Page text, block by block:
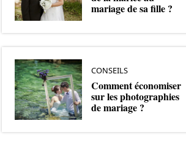
mariage de sa fille ?
CONSEILS
Comment économiser
sur les photographies
de mariage ?